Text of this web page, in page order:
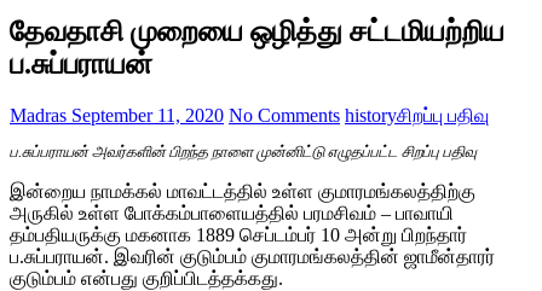
தேவதாசி முறையை ஒழித்து சட்டமியற்றிய
ப.சுப்பராயன்
Madras September 11, 2020 No Comments historyசிறப்பு பதிவு
ப.சுப்பராயன் அவர்களின் பிறந்த நாளை முன்னிட்டு எழுதப்பட்ட சிறப்பு பதிவு
இன்றைய நாமக்கல் மாவட்டத்தில் உள்ள குமாரமங்கலத்திற்கு
அருகில் உள்ள போக்கம்பாளையத்தில் பரமசிவம் – பாவாயி
தம்பதியருக்கு மகனாக 1889 செப்டம்பர் 10 அன்று பிறந்தார்
ப.சுப்பராயன். இவரின் குடும்பம் குமாரமங்கலத்தின் ஜாமீன்தாரர்
குடும்பம் என்பது குறிப்பிடத்தக்கது.